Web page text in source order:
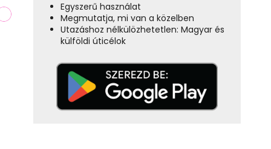
Egyszerű használat
Megmutatja, mi van a közelben
Utazáshoz nélkülözhetetlen: Magyar és
külföldi úticélok